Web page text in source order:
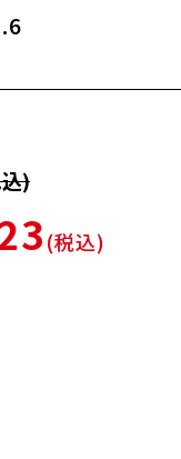
)
(税込)